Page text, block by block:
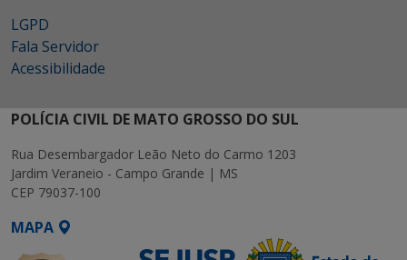
LGPD
Fala Servidor
Acessibilidade
POLÍCIA CIVIL DE MATO GROSSO DO SUL
Rua Desembargador Leão Neto do Carmo 1203
Jardim Veraneio - Campo Grande | MS
CEP 79037-100
MAPA